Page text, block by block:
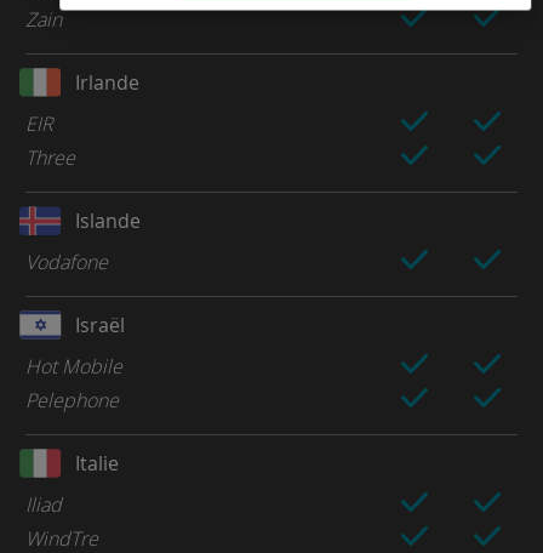
Zain
Irlande
EIR
Three
Islande
Vodafone
Israël
Hot Mobile
Pelephone
Italie
Iliad
WindTre